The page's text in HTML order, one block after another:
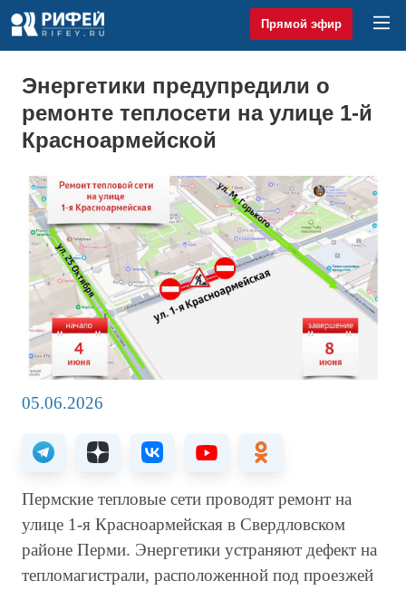
Прямой эфир
Энергетики предупредили о
ремонте теплосети на улице 1-й
Красноармейской
05.06.2026
Пермские тепловые сети проводят ремонт на
улице 1-я Красноармейская в Свердловском
районе Перми. Энергетики устраняют дефект на
тепломагистрали, расположенной под проезжей